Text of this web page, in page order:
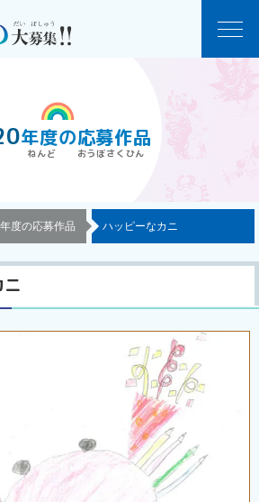
年度の応募作品
度の応募作品 ハッピーなカニ